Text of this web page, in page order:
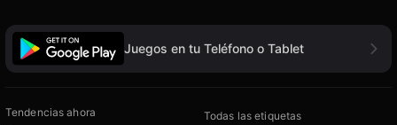
Juegos en tu Teléfono o Tablet
Tendencias ahora
Todas las etiquetas